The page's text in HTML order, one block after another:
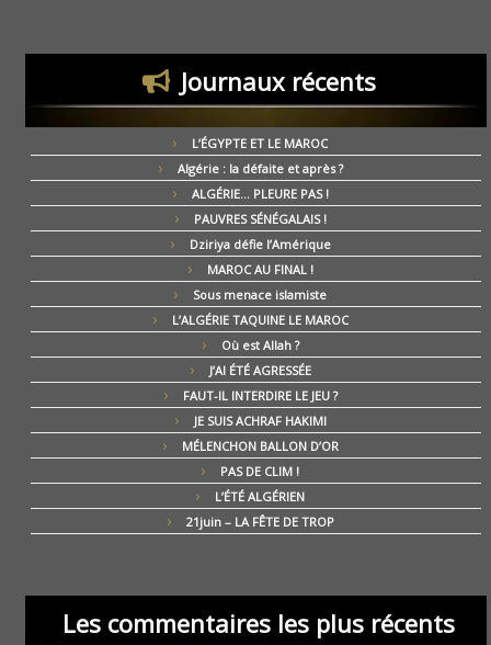
Journaux récents
L’ÉGYPTE ET LE MAROC
Algérie : la défaite et après ?
ALGÉRIE… PLEURE PAS !
PAUVRES SÉNÉGALAIS !
Dziriya défie l’Amérique
MAROC AU FINAL !
Sous menace islamiste
L’ALGÉRIE TAQUINE LE MAROC
Où est Allah ?
J’AI ÉTÉ AGRESSÉE
FAUT-IL INTERDIRE LE JEU ?
JE SUIS ACHRAF HAKIMI
MÉLENCHON BALLON D’OR
PAS DE CLIM !
L’ÉTÉ ALGÉRIEN
21juin – LA FÊTE DE TROP
Les commentaires les plus récents